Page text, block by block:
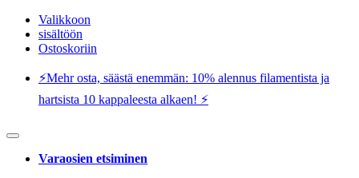
Valikkoon
sisältöön
Ostoskoriin
⚡️Mehr osta, säästä enemmän: 10% alennus filamentista ja
hartsista 10 kappaleesta alkaen! ⚡️
Varaosien etsiminen